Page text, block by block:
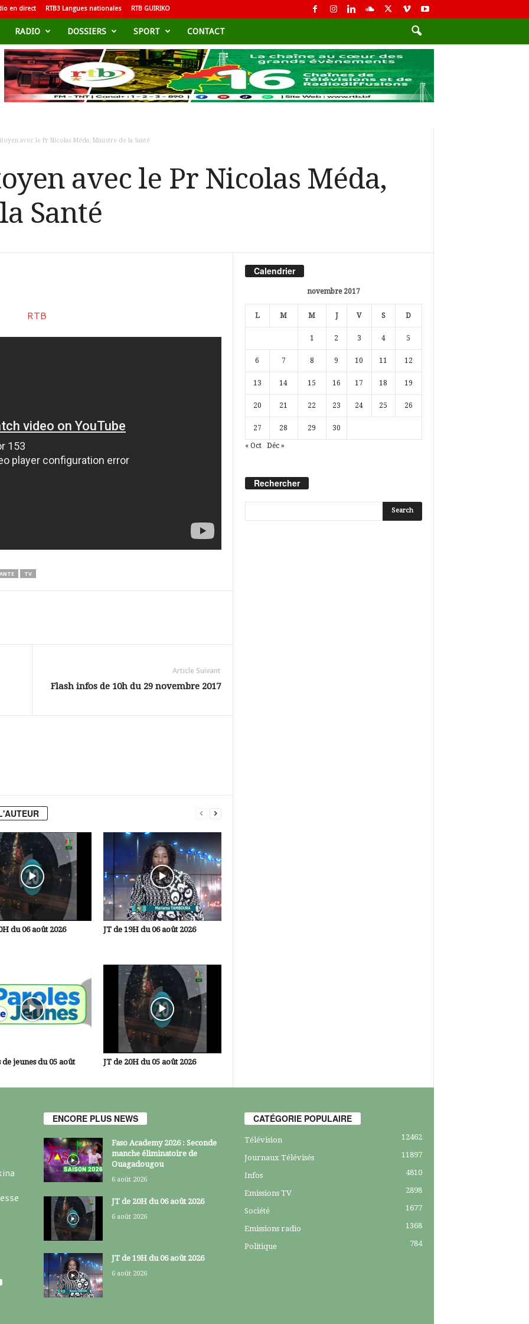
en direct RTB3 Langues nationales RTB GUIRIKO
RADIO DOSSIERS SPORT CONTACT
avec le Pr Nicolas Méda, Ministre de la Santé
avec le Pr Nicolas Méda,
Santé
TV
Article Suivant
Flash infos de 10h du 29 novembre 2017
du 06 août 2026 JT de 19H du 06 août 2026
de jeunes du 05 août
JT de 20H du 05 août 2026
Calendrier
novembre 2017
L M M J V S D
1 2 3 4 5
6 7 8 9 10 11 12
13 14 15 16 17 18 19
20 21 22 23 24 25 26
27 28 29 30
« Oct Déc »
Rechercher
ENCORE PLUS NEWS
Faso Academy 2026 : Seconde
manche éliminatoire de
Ouagadougou
6 août 2026
JT de 20H du 06 août 2026
6 août 2026
JT de 19H du 06 août 2026
6 août 2026
CATÉGORIE POPULAIRE
Télévision 12462
Journaux Télévisés 11897
Infos 4810
Emissions TV 2898
Société 1677
Emissions radio 1368
Politique 784